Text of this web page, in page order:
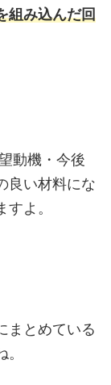
組み込んだ回
動機・今後
良い材料にな
よ。
まとめている